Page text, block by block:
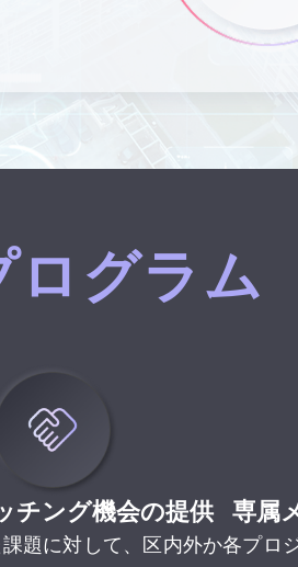
ログラム
チング機会の提供
題に対して、区内外か
専属
各プロ